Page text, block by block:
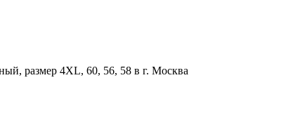
размер 4XL, 60, 56, 58 в г. Москва